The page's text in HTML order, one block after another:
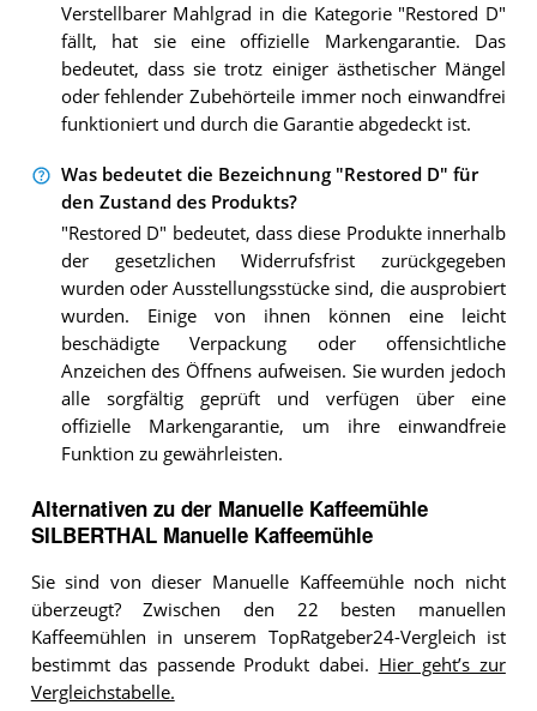
Verstellbarer Mahlgrad in die Kategorie "Restored D"
fällt, hat sie eine offizielle Markengarantie. Das
bedeutet, dass sie trotz einiger ästhetischer Mängel
oder fehlender Zubehörteile immer noch einwandfrei
funktioniert und durch die Garantie abgedeckt ist.
Was bedeutet die Bezeichnung "Restored D" für
den Zustand des Produkts?
"Restored D" bedeutet, dass diese Produkte innerhalb
der gesetzlichen Widerrufsfrist zurückgegeben
wurden oder Ausstellungsstücke sind, die ausprobiert
wurden. Einige von ihnen können eine leicht
beschädigte Verpackung oder offensichtliche
Anzeichen des Öffnens aufweisen. Sie wurden jedoch
alle sorgfältig geprüft und verfügen über eine
offizielle Markengarantie, um ihre einwandfreie
Funktion zu gewährleisten.
Alternativen zu der Manuelle Kaffeemühle
SILBERTHAL Manuelle Kaffeemühle
Sie sind von dieser Manuelle Kaffeemühle noch nicht
überzeugt? Zwischen den 22 besten manuellen
Kaffeemühlen in unserem TopRatgeber24-Vergleich ist
bestimmt das passende Produkt dabei. Hier geht’s zur
Vergleichstabelle.